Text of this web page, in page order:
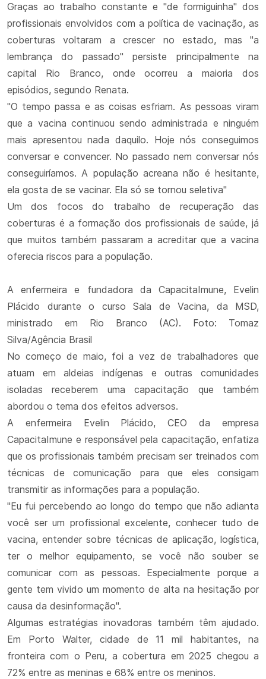
Graças ao trabalho constante e "de formiguinha" dos
profissionais envolvidos com a política de vacinação, as
coberturas voltaram a crescer no estado, mas "a
lembrança do passado" persiste principalmente na
capital Rio Branco, onde ocorreu a maioria dos
episódios, segundo Renata.
"O tempo passa e as coisas esfriam. As pessoas viram
que a vacina continuou sendo administrada e ninguém
mais apresentou nada daquilo. Hoje nós conseguimos
conversar e convencer. No passado nem conversar nós
conseguiríamos. A população acreana não é hesitante,
ela gosta de se vacinar. Ela só se tornou seletiva"
Um dos focos do trabalho de recuperação das
coberturas é a formação dos profissionais de saúde, já
que muitos também passaram a acreditar que a vacina
oferecia riscos para a população.
A enfermeira e fundadora da CapacitaImune, Evelin
Plácido durante o curso Sala de Vacina, da MSD,
ministrado em Rio Branco (AC). Foto: Tomaz
Silva/Agência Brasil
No começo de maio, foi a vez de trabalhadores que
atuam em aldeias indígenas e outras comunidades
isoladas receberem uma capacitação que também
abordou o tema dos efeitos adversos.
A enfermeira Evelin Plácido, CEO da empresa
CapacitaImune e responsável pela capacitação, enfatiza
que os profissionais também precisam ser treinados com
técnicas de comunicação para que eles consigam
transmitir as informações para a população.
"Eu fui percebendo ao longo do tempo que não adianta
você ser um profissional excelente, conhecer tudo de
vacina, entender sobre técnicas de aplicação, logística,
ter o melhor equipamento, se você não souber se
comunicar com as pessoas. Especialmente porque a
gente tem vivido um momento de alta na hesitação por
causa da desinformação".
Algumas estratégias inovadoras também têm ajudado.
Em Porto Walter, cidade de 11 mil habitantes, na
fronteira com o Peru, a cobertura em 2025 chegou a
72% entre as meninas e 68% entre os meninos.